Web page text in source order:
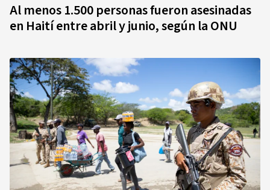
Al menos 1.500 personas fueron asesinadas
en Haití entre abril y junio, según la ONU